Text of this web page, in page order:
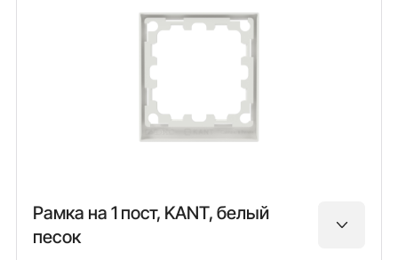
Рамка на 1 пост, KANT, белый
песок